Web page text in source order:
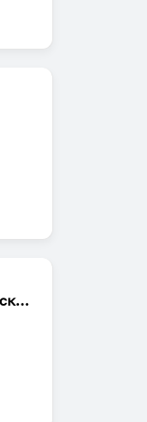
Апартаменты Домино на улице Дзержинского